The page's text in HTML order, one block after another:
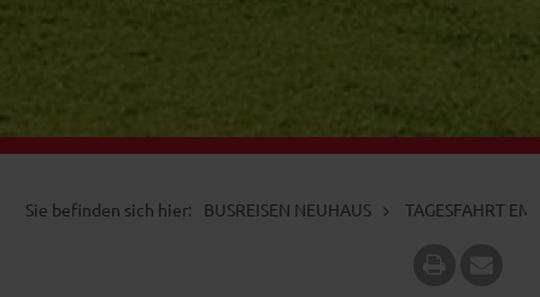
BUSREISEN NEUHAUS TAGESFAHRT